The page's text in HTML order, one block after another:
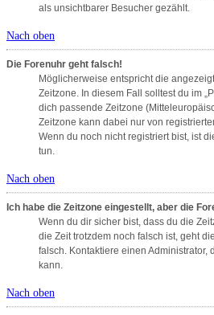
als unsichtbarer Besucher gezählt.
Nach oben
Die Forenuhr geht falsch!
Möglicherweise entspricht die
Zeitzone. In diesem Fall solltest du im
dich passende Zeitzone
Zeitzone kann dabei nur von
Wenn du noch nicht registriert bist, ist
tun.
Nach oben
Ich habe die Zeitzone eingestellt, aber die
Wenn du dir sicher bist, dass du die
die Zeit trotzdem noch falsch ist, geht
falsch. Kontaktiere einen Administrator,
kann.
Nach oben